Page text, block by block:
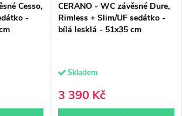
Cesso,
-
CERANO - WC závěsné Dure,
Rimless + Slim/UF sedátko -
bílá lesklá - 51x35 cm
Skladem
3 390 Kč